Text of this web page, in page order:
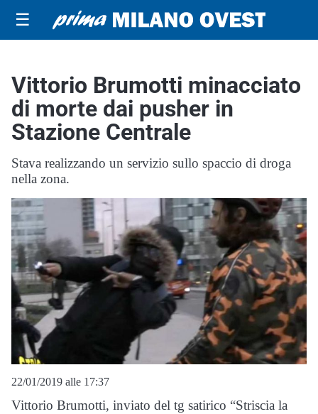
☰
Vittorio Brumotti minacciato
di morte dai pusher in
Stazione Centrale
Stava realizzando un servizio sullo spaccio di droga
nella zona.
22/01/2019 alle 17:37
Vittorio Brumotti, inviato del tg satirico “Striscia la